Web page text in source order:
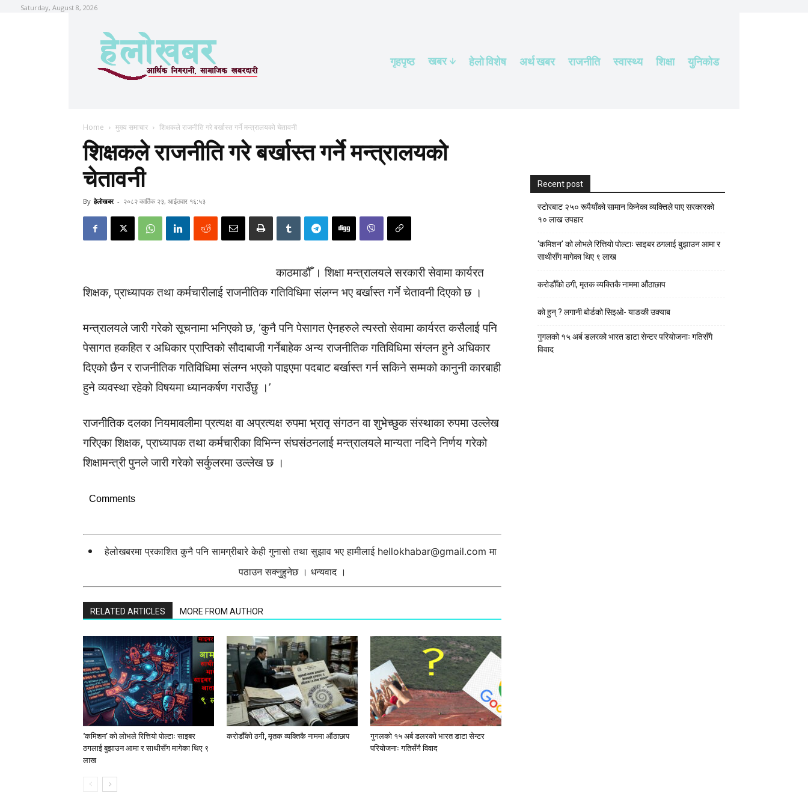
Saturday, August 8, 2026
गृहपृष्ठ खबर हेलाे विशेष अर्थ खबर राजनीति स्वास्थ्य शिक्षा युनिकोड
Home मुख्य समाचार शिक्षकले राजनीति गरे बर्खास्त गर्ने मन्त्रालयको चेतावनी
शिक्षकले राजनीति गरे बर्खास्त गर्ने मन्त्रालयको
चेतावनी
By हेलाेखबर - २०८२ कार्तिक २३, आईतवार १६:५३
काठमाडौँ । शिक्षा मन्त्रालयले सरकारी सेवामा कार्यरत
शिक्षक, प्राध्यापक तथा कर्मचारीलाई राजनीतिक गतिविधिमा संलग्न भए बर्खास्त गर्ने चेतावनी दिएको छ ।
मन्त्रालयले जारी गरेको सूचनामा भनिएको छ, ‘कुनै पनि पेसागत ऐनहरुले त्यस्तो सेवामा कार्यरत कसैलाई पनि
पेसागत हकहित र अधिकार प्राप्तिको सौदाबाजी गर्नेबाहेक अन्य राजनीतिक गतिविधिमा संग्लन हुने अधिकार
दिएको छैन र राजनीतिक गतिविधिमा संलग्न भएको पाइएमा पदबाट बर्खास्त गर्न सकिने सम्मको कानुनी कारबाही
हुने व्यवस्था रहेको विषयमा ध्यानकर्षण गराउँछु ।’
राजनीतिक दलका नियमावलीमा प्रत्यक्ष वा अप्रत्यक्ष रुपमा भ्रातृ संगठन वा शुभेच्छुक संस्थाका रुपमा उल्लेख
गरिएका शिक्षक, प्राध्यापक तथा कर्मचारीका विभिन्न संघसंठनलाई मन्त्रालयले मान्यता नदिने निर्णय गरेको
शिक्षामन्त्री पुनले जारी गरेको सर्कुलरमा उल्लेख छ ।
Comments
हेलोखबरमा प्रकाशित कुनै पनि सामग्रीबारे केही गुनासो तथा सुझाव भए हामीलाई hellokhabar@gmail.com मा
पठाउन सक्नुहुनेछ । धन्यवाद ।
RELATED ARTICLES MORE FROM AUTHOR
‘कमिशन’ को लोभले रित्तियो पोल्टाः साइबर
ठगलाई बुझाउन आमा र साथीसँग मागेका थिए ९
लाख
करोडौँको ठगी, मृतक व्यक्तिकै नाममा औंठाछाप
गुगलको १५ अर्ब डलरको भारत डाटा सेन्टर
परियोजनाः गतिसँगै विवाद
Recent post
स्टाेरबाट २५० रूपैयाँको सामान किनेका व्यक्तिले पाए सरकारको
१० लाख उपहार
‘कमिशन’ को लोभले रित्तियो पोल्टाः साइबर ठगलाई बुझाउन आमा र
साथीसँग मागेका थिए ९ लाख
करोडौँको ठगी, मृतक व्यक्तिकै नाममा औंठाछाप
को हुन् ? लगानी बोर्डको सिइओ- याङकी उक्याब
गुगलको १५ अर्ब डलरको भारत डाटा सेन्टर परियोजनाः गतिसँगै
विवाद